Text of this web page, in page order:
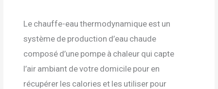
Le chauffe-eau thermodynamique est un
système de production d’eau chaude
composé d’une pompe à chaleur qui capte
l’air ambiant de votre domicile pour en
récupérer les calories et les utiliser pour